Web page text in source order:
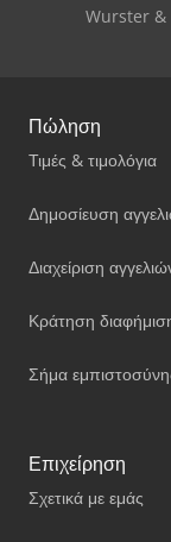
Wurster &
Πώληση
Τιμές & τιμολόγια
Δημοσίευση
Διαχείριση
Κράτηση
Σήμα
Επιχείρηση
Σχετικά με εμάς